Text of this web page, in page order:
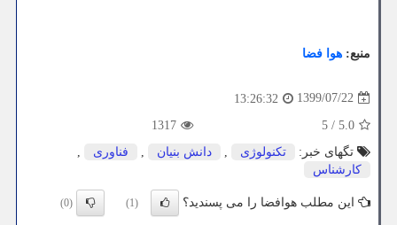
منبع: هوا فضا
1399/07/22
13:26:32
5.0
/
5
1317
تگهای خبر:
تكنولوژی , دانش بنیان , فناوری
,
كارشناس
این مطلب هوافضا را می پسندید؟ (1)
(0)